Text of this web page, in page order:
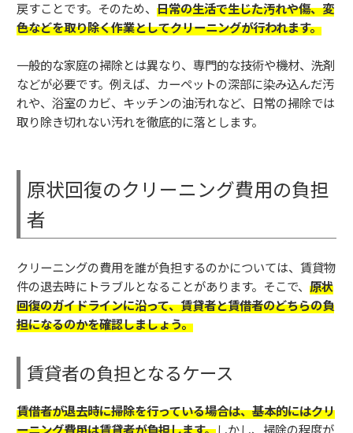
戻すことです。そのため、 日常の生活で生じた汚れや傷、変
色などを取り除く作業としてクリーニングが行われます。
一般的な家庭の掃除とは異なり、専門的な技術や機材、洗剤
などが必要です。例えば、カーペットの深部に染み込んだ汚
れや、浴室のカビ、キッチンの油汚れなど、日常の掃除では
取り除き切れない汚れを徹底的に落とします。
原状回復のクリーニング費用の負担
者
クリーニングの費用を誰が負担するのかについては、賃貸物
件の退去時にトラブルとなることがあります。そこで、 原状
回復のガイドラインに沿って、賃貸者と賃借者のどちらの負
担になるのかを確認しましょう。
賃貸者の負担となるケース
賃借者が退去時に掃除を行っている場合は、基本的にはクリ
ーニング費用は賃貸者が負担します。しかし、掃除の程度が